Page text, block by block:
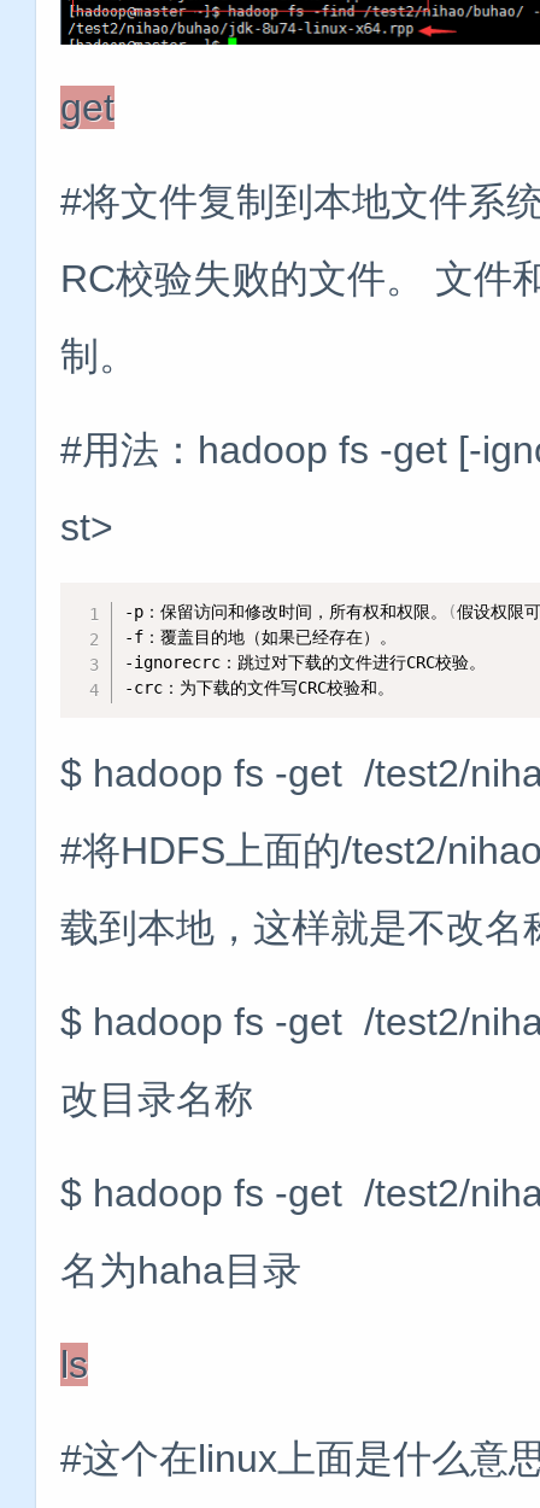
get
#将文件复制到本地文件系
RC校验失败的文件。 文件
制。
#用法：hadoop fs -get [-
st>
-p：保留访问和修改时间，所有权和权限。 (假设权限
-f：覆盖目的地（如果已经存在）。
-ignorecrc：跳过对下载的文件进行CRC校验。
-crc：为下载的文件写CRC校验和。
$ hadoop fs -get /test2/
#将HDFS上面的/test2/
载到本地，这样就是不改名
$ hadoop fs -get /test2/
改目录名称
$ hadoop fs -get /test2/
名为haha目录
ls
#这个在linux上面是什么意